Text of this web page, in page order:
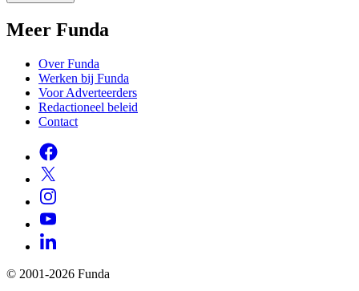
Meer Funda
Over Funda
Werken bij Funda
Voor Adverteerders
Redactioneel beleid
Contact
© 2001-2026 Funda